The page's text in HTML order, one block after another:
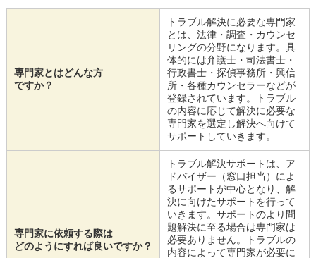
専門家とはどんな方
ですか？
トラブル解決に必要な専門家
とは、法律・調査・カウンセ
リングの分野になります。具
体的には弁護士・司法書士・
行政書士・探偵事務所・興信
所・各種カウンセラーなどが
登録されています。トラブル
の内容に応じて解決に必要な
専門家を選定し解決へ向けて
サポートしていきます。
専門家に依頼する際は
どのようにすれば良いですか？
トラブル解決サポートは、ア
ドバイザー（窓口担当）によ
るサポートが中心となり、解
決に向けたサポートを行って
いきます。サポートのより問
題解決に至る場合は専門家は
必要ありません。トラブルの
内容によって専門家が必要に